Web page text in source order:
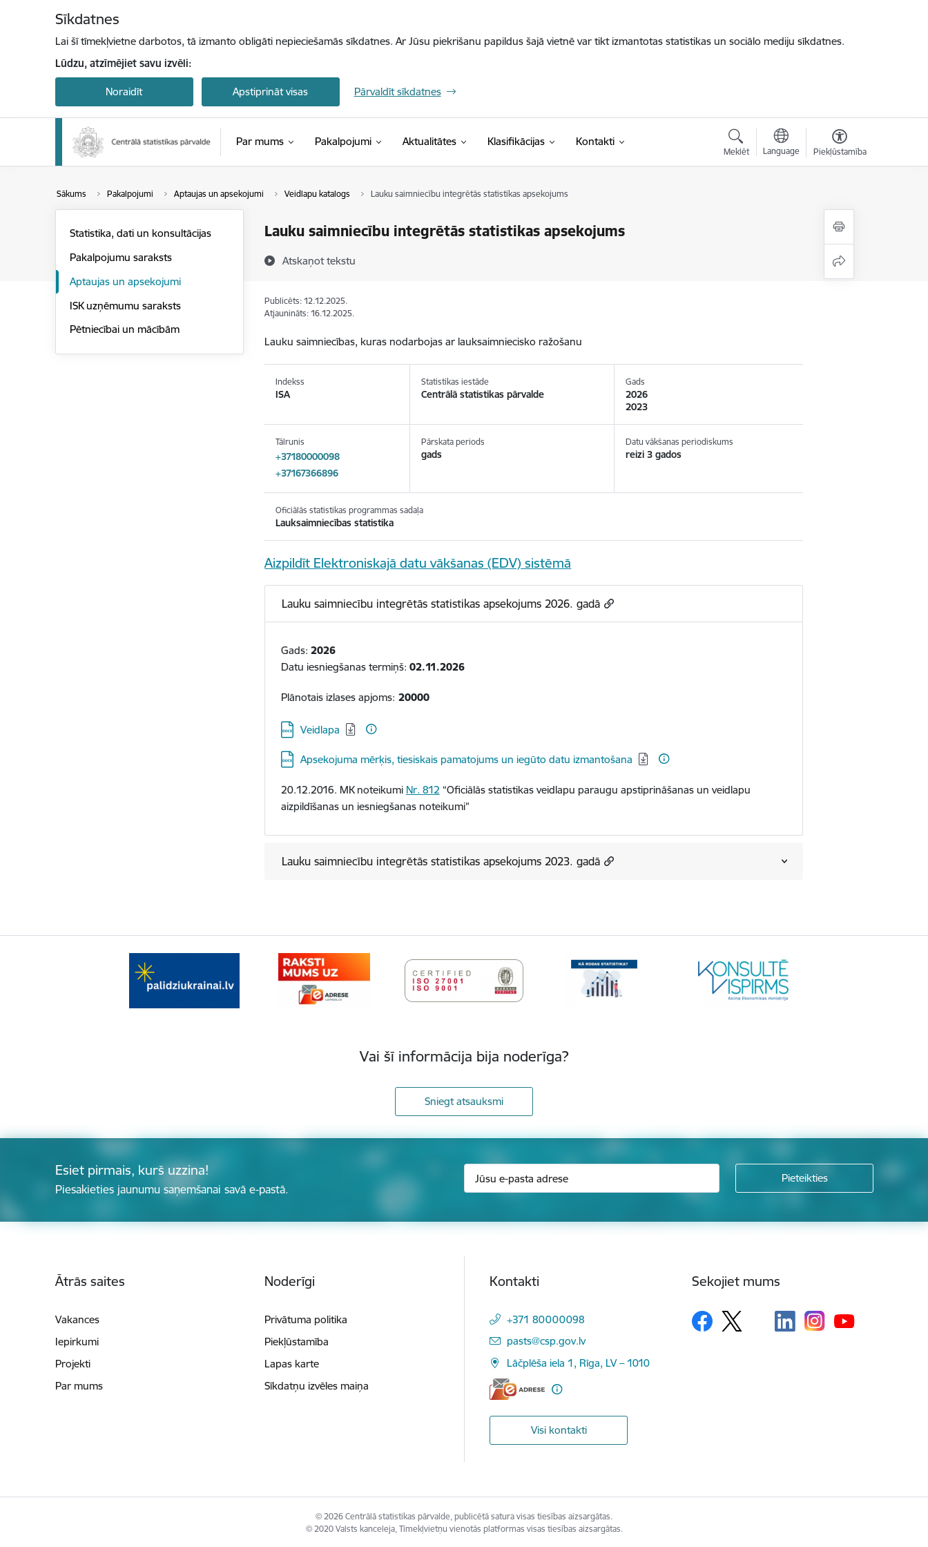
Sīkdatnes
Lai šī tīmekļvietne darbotos, tā izmanto obligāti nepieciešamās sīkdatnes. Ar Jūsu piekrišanu papildus šajā vietnē var tikt izmantotas statistikas un sociālo mediju sīkdatnes.
Lūdzu, atzīmējiet savu izvēli:
Noraidīt Apstiprināt visas Pārvaldīt sīkdatnes
Par mums Pakalpojumi Aktualitātes Klasifikācijas(Ārējā saite)
Kontakti
Meklēt Language Piekļūstamība
Sākums Pakalpojumi Aptaujas un apsekojumi Veidlapu katalogs Lauku saimniecību integrētās statistikas apsekojums
Lauku saimniecību integrētās statistikas apsekojums
Atskaņot tekstu
Statistika, dati un konsultācijas
Pakalpojumu saraksts
Aptaujas un apsekojumi
ISK uzņēmumu saraksts
Pētniecībai un mācībām
Publicēts: 12.12.2025.
Atjaunināts: 16.12.2025.
Lauku saimniecības, kuras nodarbojas ar lauksaimniecisko ražošanu
Indekss
ISA
Statistikas iestāde
Centrālā statistikas pārvalde
Gads
2026
2023
Tālrunis
+37180000098
+37167366896
Pārskata periods
gads
Datu vākšanas periodiskums
reizi 3 gados
Oficiālās statistikas programmas sadaļa
Lauksaimniecības statistika
Aizpildīt Elektroniskajā datu vākšanas (EDV) sistēmā
Lauku saimniecību integrētās statistikas apsekojums 2026. gadā
Gads: 2026
Datu iesniegšanas termiņš: 02.11.2026
Plānotais izlases apjoms: 20000
Lejupielādēt:
Veidlapa
Lejupielādēt:
Apsekojuma mērķis, tiesiskais pamatojums un iegūto datu izmantošana
20.12.2016. MK noteikumi Nr. 812 “Oficiālās statistikas veidlapu paraugu apstiprināšanas un veidlapu
aizpildīšanas un iesniegšanas noteikumi”
Lauku saimniecību integrētās statistikas apsekojums 2023. gadā
Vai šī informācija bija noderīga?
Sniegt atsauksmi
Esiet pirmais, kurš uzzina!
Piesakieties jaunumu saņemšanai savā e-pastā.
Ātrās saites
Vakances
Iepirkumi
Projekti
Par mums
Noderīgi
Privātuma politika
Piekļūstamība
Lapas karte
Sīkdatņu izvēles maiņa
Kontakti
+371 80000098
E-pasts:
pasts@csp.gov.lv
Lāčplēša iela 1, Rīga, LV – 1010
Visi kontakti
Sekojiet mums
© 2026 Centrālā statistikas pārvalde, publicētā satura visas tiesības aizsargātas.
© 2020 Valsts kanceleja, Tīmekļvietņu vienotās platformas visas tiesības aizsargātas.